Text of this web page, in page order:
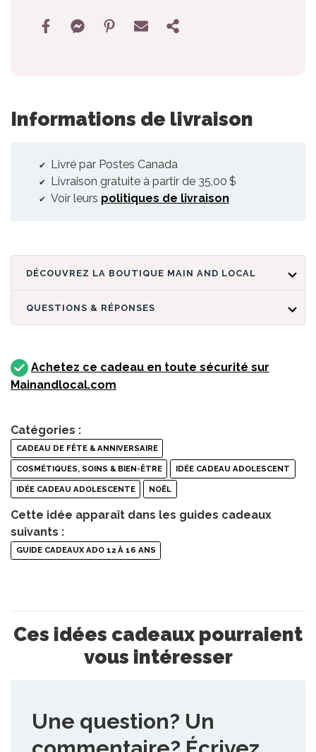
Informations de livraison
Livré par Postes Canada
Livraison gratuite à partir de 35,00 $
Voir leurs politiques de livraison
DÉCOUVREZ LA BOUTIQUE MAIN AND LOCAL
QUESTIONS & RÉPONSES
Achetez ce cadeau en toute sécurité sur
Mainandlocal.com
Catégories :
CADEAU DE FÊTE & ANNIVERSAIRE
COSMÉTIQUES, SOINS & BIEN-ÊTRE IDÉE CADEAU ADOLESCENT
IDÉE CADEAU ADOLESCENTE NOËL
Cette idée apparaît dans les guides cadeaux
suivants :
GUIDE CADEAUX ADO 12 À 16 ANS
Ces idées cadeaux pourraient
vous intéresser
Une question? Un